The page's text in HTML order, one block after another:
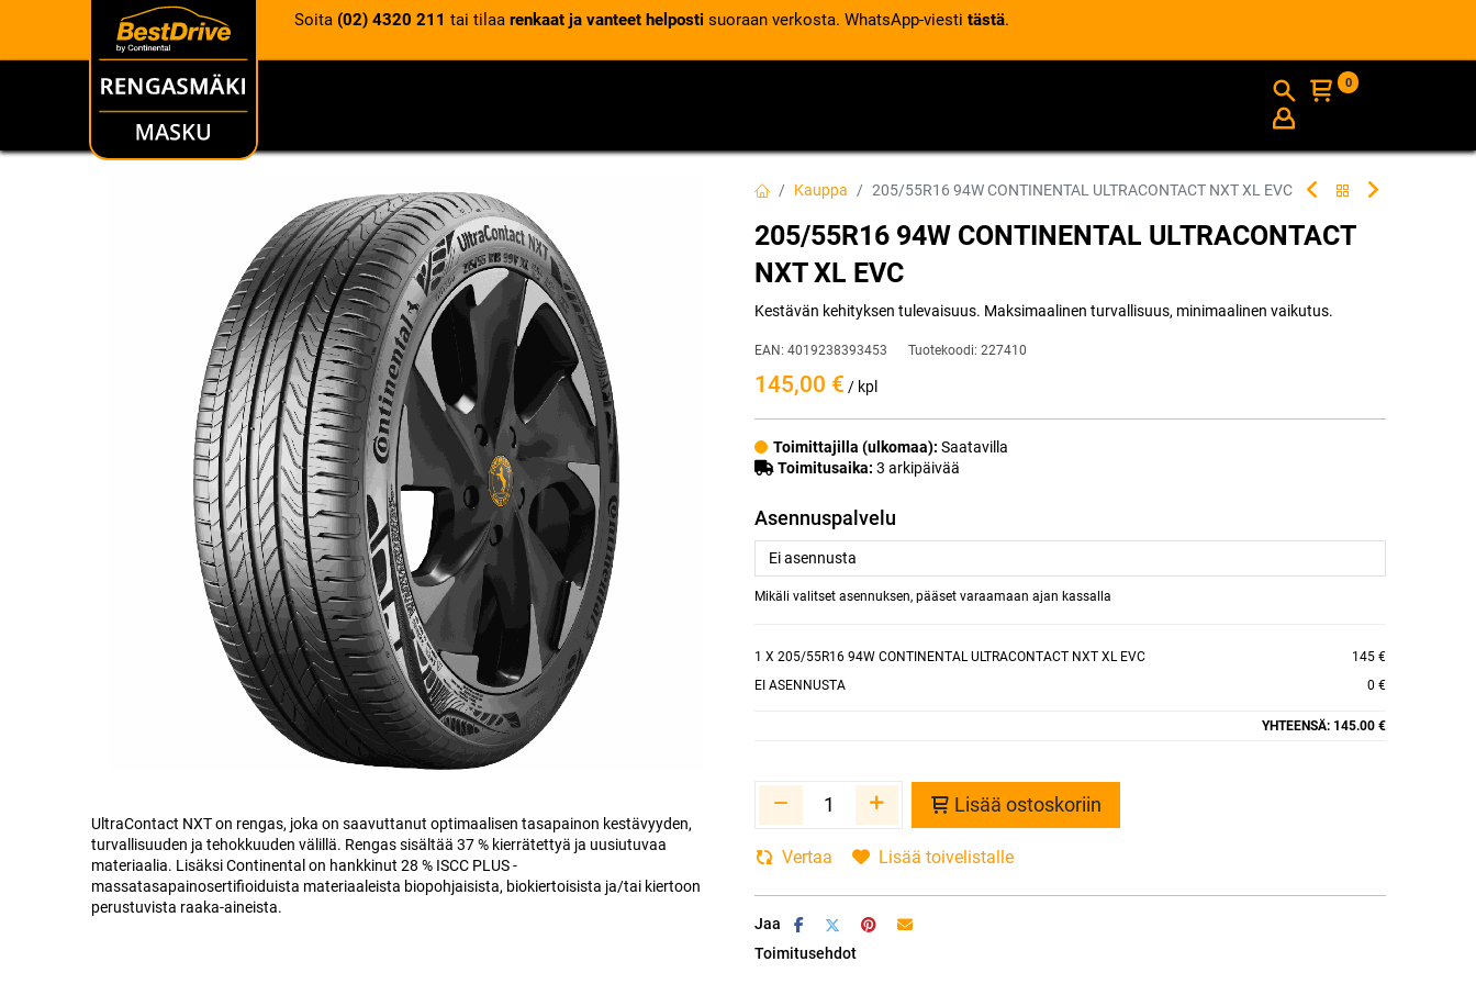
Soita (02) 4320 211 tai tilaa renkaat ja vanteet helposti suoraan verkosta. WhatsApp-viesti tästä.
RENKAAT INFO
0
UltraContact NXT on rengas, joka on saavuttanut optimaalisen tasapainon kestävyyden,
turvallisuuden ja tehokkuuden välillä. Rengas sisältää 37 % kierrätettyä ja uusiutuvaa
materiaalia. Lisäksi Continental on hankkinut 28 % ISCC PLUS -
massatasapainosertifioiduista materiaaleista biopohjaisista, biokiertoisista ja/tai kiertoon
perustuvista raaka-aineista.
Kauppa 205/55R16 94W CONTINENTAL ULTRACONTACT NXT XL EVC
205/55R16 94W CONTINENTAL ULTRACONTACT
NXT XL EVC
Kestävän kehityksen tulevaisuus. Maksimaalinen turvallisuus, minimaalinen vaikutus.
EAN: 4019238393453 Tuotekoodi: 227410
145,00 € / kpl
Toimittajilla (ulkomaa): Saatavilla
Toimitusaika: 3 arkipäivää
Asennuspalvelu
Mikäli valitset asennuksen, pääset varaamaan ajan kassalla
1 X 205/55R16 94W CONTINENTAL ULTRACONTACT NXT XL EVC
145 €
EI ASENNUSTA
0 €
YHTEENSÄ: 145.00 €
Lisää ostoskoriin
Vertaa Lisää toivelistalle
Jaa
Toimitusehdot